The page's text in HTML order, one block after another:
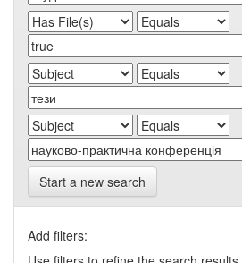
Start a new search
Add filters: